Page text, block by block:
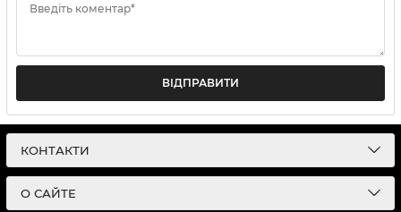
Введіть коментар*
ВІДПРАВИТИ
КОНТАКТИ
О САЙТЕ